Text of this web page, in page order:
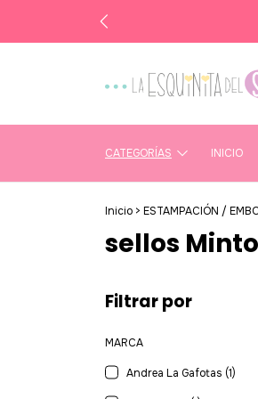
CATEGORÍAS INICIO
Inicio > ESTAMPACIÓN /
sellos
Filtrar por
MARCA
Andrea La Gafotas (1)